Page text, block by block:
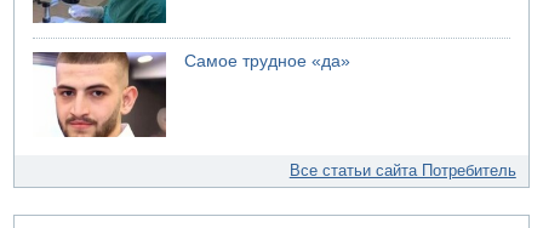
Самое трудное «да»
Все статьи сайта Потребитель